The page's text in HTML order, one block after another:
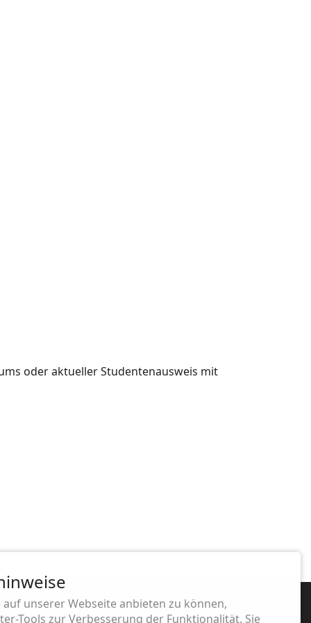
oder aktueller Studentenausweis mit
unserer Webseite anbieten zu können,
Tools zur Verbesserung der Funktionalität. Sie